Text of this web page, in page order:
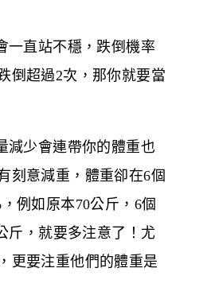
一直站不穩，跌倒機率
倒超過2次，那你就要當
減少會連帶你的體重也
刻意減重，體重卻在6個
例如原本70公斤，6個
斤，就要多注意了！尤
更要注重他們的體重是